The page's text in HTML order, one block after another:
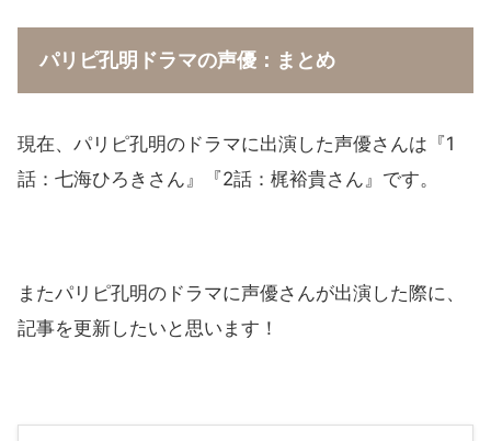
パリピ孔明ドラマの声優：まとめ
現在、パリピ孔明のドラマに出演した声優さんは『1
話：七海ひろきさん』『2話：梶裕貴さん』です。
またパリピ孔明のドラマに声優さんが出演した際に、
記事を更新したいと思います！